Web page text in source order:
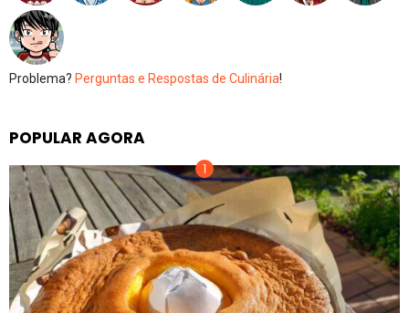
Problema? Perguntas e Respostas de Culinária!
POPULAR AGORA